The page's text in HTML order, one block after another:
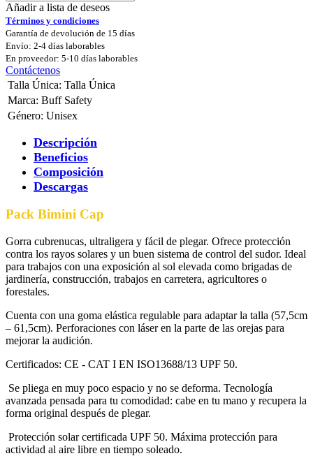
Añadir a lista de deseos
Términos y condiciones
Garantía de devolución de 15 días
Envío: 2-4 días laborables
En proveedor: 5-10 días laborables
Contáctenos
Talla Única: Talla Única
Marca: Buff Safety
Género: Unisex
Descripción
Beneficios
Composición
Descargas
Pack Bimini Cap
Gorra cubrenucas, ultraligera y fácil de plegar. Ofrece protección
contra los rayos solares y un buen sistema de control del sudor. Ideal
para trabajos con una exposición al sol elevada como brigadas de
jardinería, construcción, trabajos en carretera, agricultores o
forestales.
Cuenta con una goma elástica regulable para adaptar la talla (57,5cm
– 61,5cm). Perforaciones con láser en la parte de las orejas para
mejorar la audición.
Certificados: CE - CAT I EN ISO13688/13 UPF 50.
Se pliega en muy poco espacio y no se deforma. Tecnología
avanzada pensada para tu comodidad: cabe en tu mano y recupera la
forma original después de plegar.
Protección solar certificada UPF 50. Máxima protección para
actividad al aire libre en tiempo soleado.